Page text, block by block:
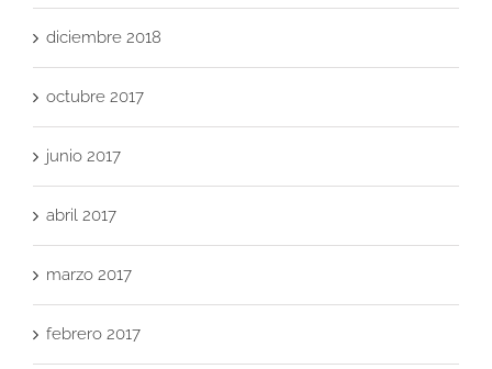
diciembre 2018
octubre 2017
junio 2017
abril 2017
marzo 2017
febrero 2017